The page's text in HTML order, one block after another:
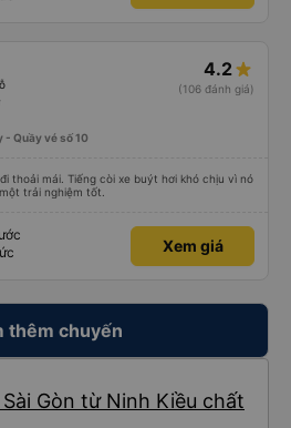
4.2
(106 đánh giá)
- Quầy vé số 10
thoải mái. Tiếng còi xe buýt hơi khó chịu vì nó
trải nghiệm tốt.
Xem giá
thêm chuyến
Gòn từ Ninh Kiều chất